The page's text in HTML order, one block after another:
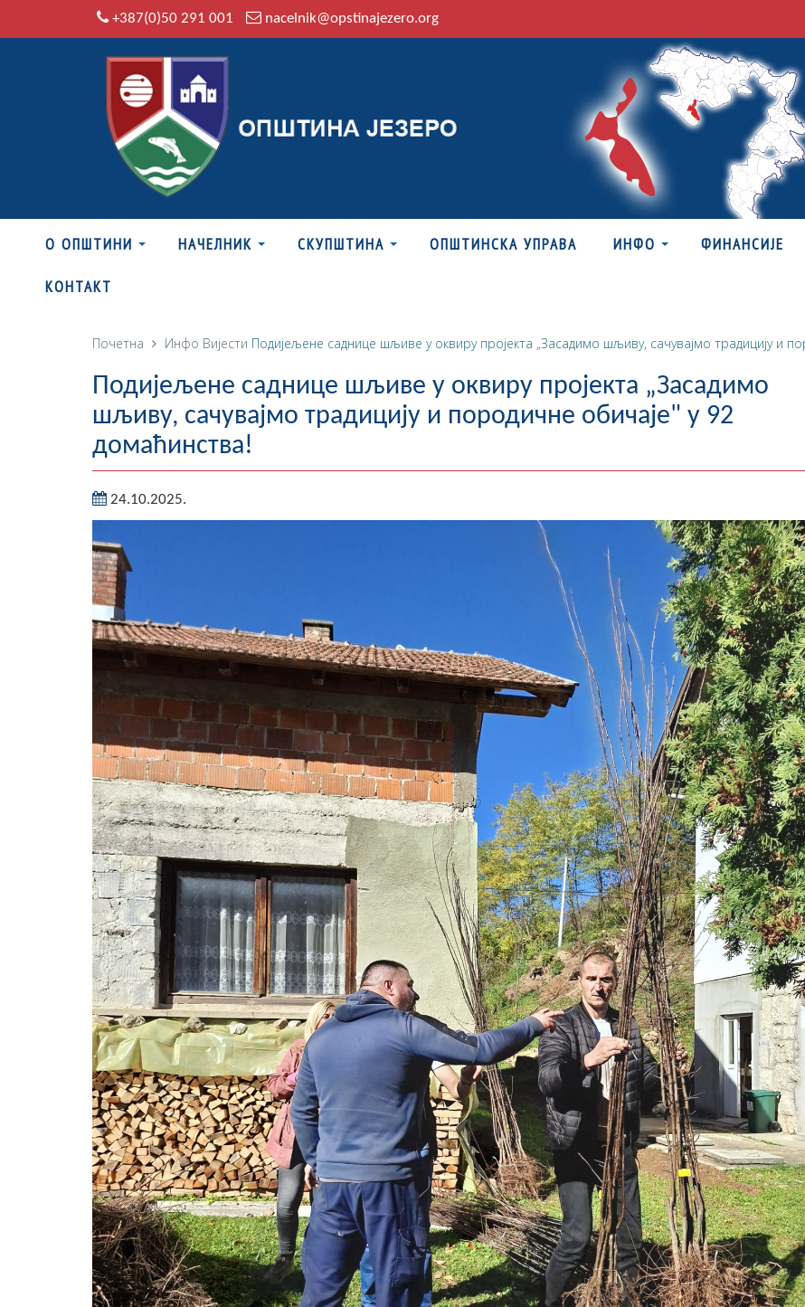
+387(0)50 291 001 nacelnik@opstinajezero.org
О ОПШТИНИ НАЧЕЛНИК СКУПШТИНА ОПШТИНСКА УПРАВА ИНФО ФИНАНСИЈЕ
КОНТАКТ
Почетна Инфо Вијести Подијељене саднице шљиве у оквиру пројекта „Засадимо шљиву, сачувајмо традицију и
Подијељене саднице шљиве у оквиру пројекта „Засадимо
шљиву, сачувајмо традицију и породичне обичаје" у 92
домаћинства!
24.10.2025.